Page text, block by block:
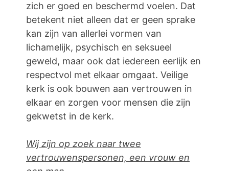
zich er goed en beschermd voelen. Dat
betekent niet alleen dat er geen sprake
kan zijn van allerlei vormen van
lichamelijk, psychisch en seksueel
geweld, maar ook dat iedereen eerlijk en
respectvol met elkaar omgaat. Veilige
kerk is ook bouwen aan vertrouwen in
elkaar en zorgen voor mensen die zijn
gekwetst in de kerk.
Wij zijn op zoek naar twee
vertrouwenspersonen, een vrouw en